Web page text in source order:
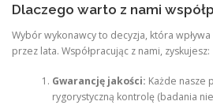
Dlaczego warto z nami
Wybór wykonawcy to decyzja, która
przez lata. Współpracując z nami, zyskujesz:
Gwarancję jakości: Każde nasze
rygorystyczną kontrolę (badania